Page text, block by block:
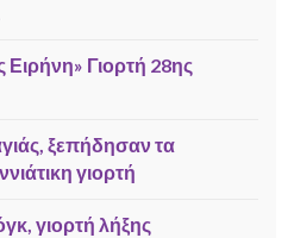
Ειρήνη» Γιορτή 28ης
ξεπήδησαν τα
γιορτή
γιορτή λήξης